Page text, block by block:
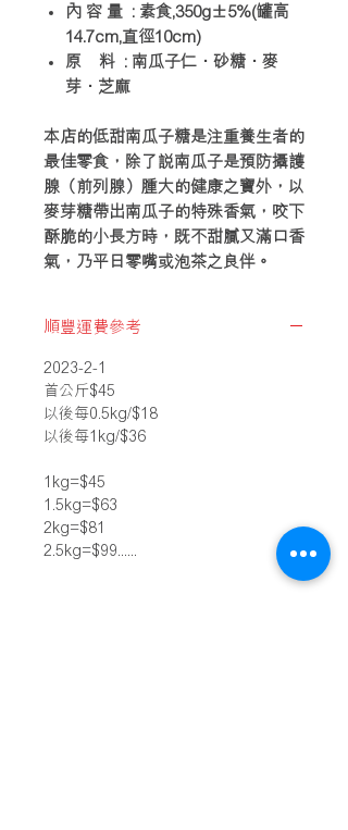
內 容 量 : 素食,350g±5%(罐高
14.7cm,直徑10cm)
原 料 : 南瓜子仁．砂糖．麥
芽．芝麻
本店的低甜南瓜子糖是注重養生者的
最佳零食，除了說南瓜子是預防攝護
腺（前列腺）腫大的健康之寶外，以
麥芽糖帶出南瓜子的特殊香氣，咬下
酥脆的小長方時，既不甜膩又滿口香
氣，乃平日零嘴或泡茶之良伴。
順豐運費參考
2023-2-1
首公斤$45
以後每0.5kg/$18
以後每1kg/$36
1kg=$45
1.5kg=$63
2kg=$81
2.5kg=$99......